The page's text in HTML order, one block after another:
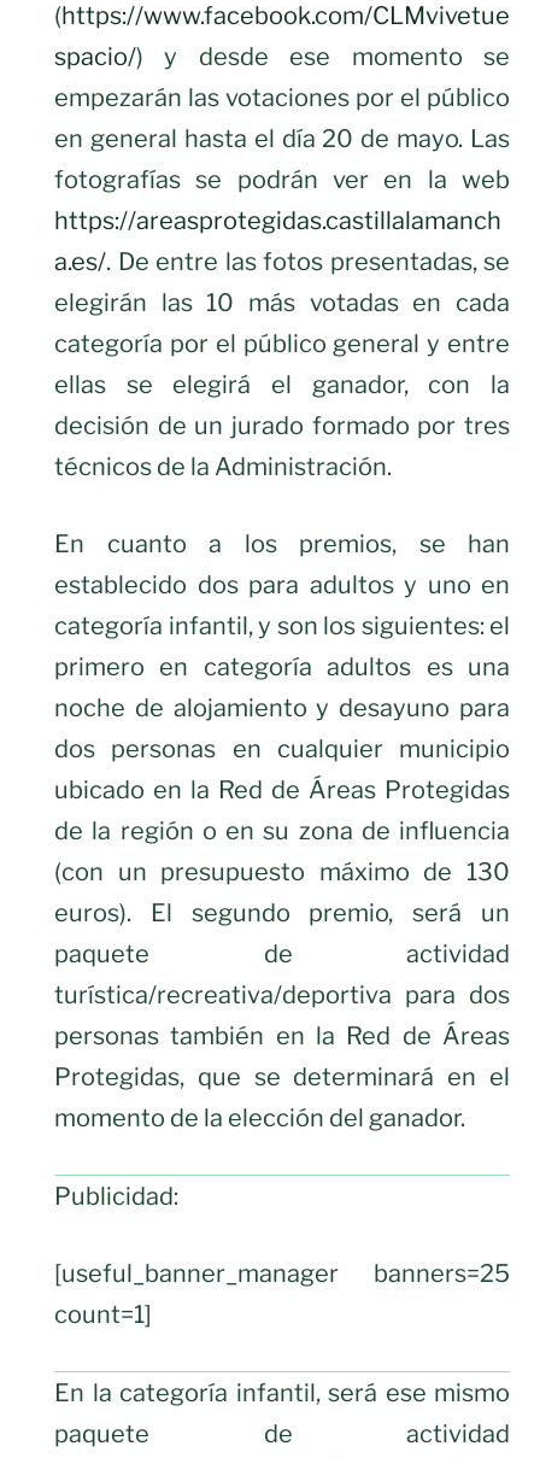
(https://www.facebook.com/CLMvivetue
spacio/) y desde ese momento se
empezarán las votaciones por el público
en general hasta el día 20 de mayo. Las
fotografías se podrán ver en la web
https://areasprotegidas.castillalamanch
a.es/. De entre las fotos presentadas, se
elegirán las 10 más votadas en cada
categoría por el público general y entre
ellas se elegirá el ganador, con la
decisión de un jurado formado por tres
técnicos de la Administración.
En cuanto a los premios, se han
establecido dos para adultos y uno en
categoría infantil, y son los siguientes: el
primero en categoría adultos es una
noche de alojamiento y desayuno para
dos personas en cualquier municipio
ubicado en la Red de Áreas Protegidas
de la región o en su zona de influencia
(con un presupuesto máximo de 130
euros). El segundo premio, será un
paquete de actividad
turística/recreativa/deportiva para dos
personas también en la Red de Áreas
Protegidas, que se determinará en el
momento de la elección del ganador.
Publicidad:
[useful_banner_manager banners=25
count=1]
En la categoría infantil, será ese mismo
paquete de actividad